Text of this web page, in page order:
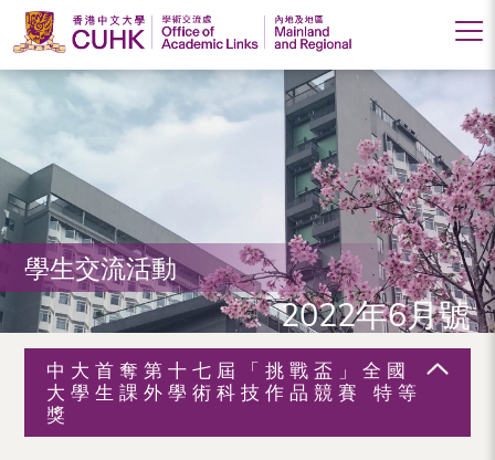
香
港
中
文
大
學
學
術
流
學生交流活動
2022年6月號
中大首奪第十七屆「挑戰盃」全國
大學生課外學術科技作品競賽 特等
獎